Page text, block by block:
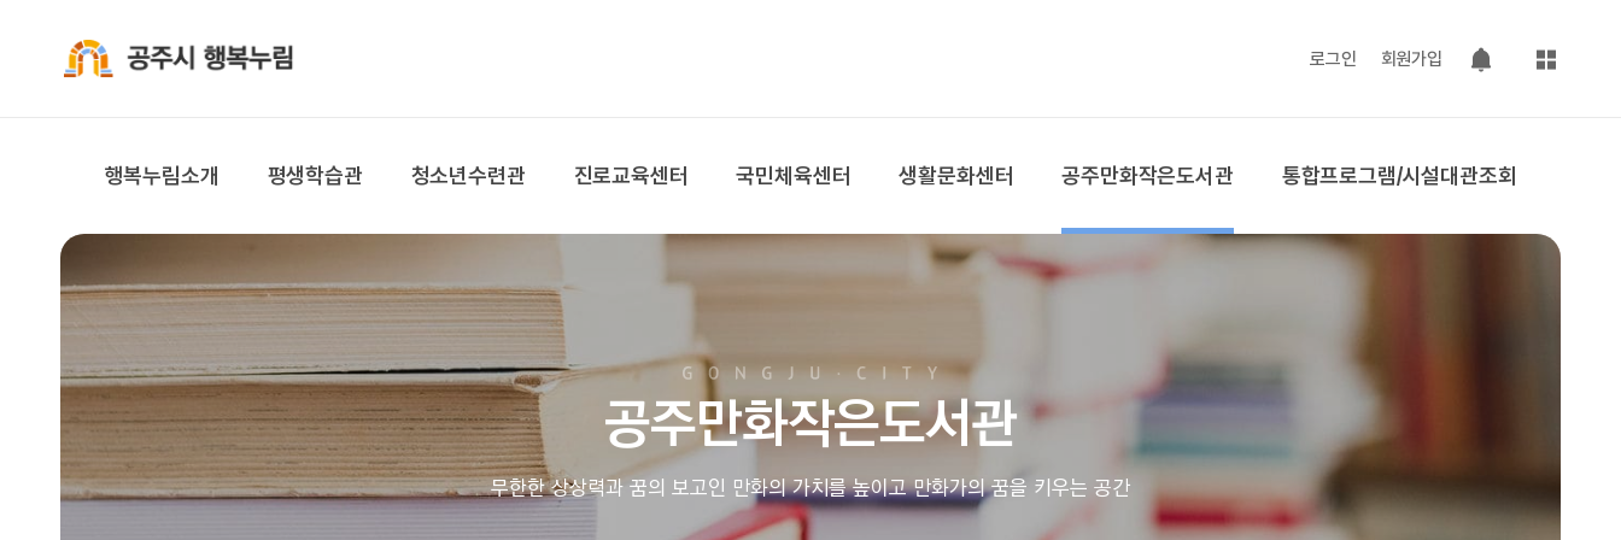
로그인 회원가입
팝업 열기
사이트맵
행복누림소개 평생학습관 청소년수련관 진로교육센터 국민체육센터 생활문화센터 공주만화작은도서관 통합프로그램/시설대관조회
공주만화작은도서관
무한한 상상력과 꿈의 보고인 만화의 가치를 높이고 만화가의 꿈을 키우는 공간